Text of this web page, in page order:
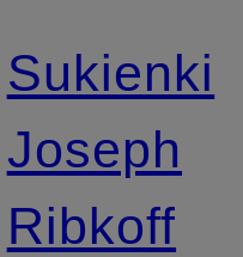
Sukienki
Joseph
Ribkoff